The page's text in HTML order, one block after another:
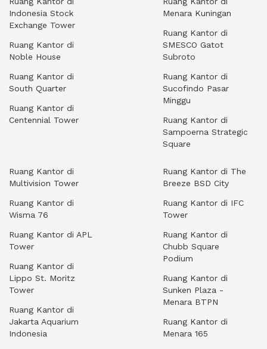
Indonesia Stock
Exchange Tower
Ruang Kantor di
Noble House
Ruang Kantor di
South Quarter
Ruang Kantor di
Centennial Tower
Menara Kuningan
Ruang Kantor di
SMESCO Gatot
Subroto
Ruang Kantor di
Sucofindo Pasar
Minggu
Ruang Kantor di
Sampoerna Strategic
Square
Ruang Kantor di
Multivision Tower
Ruang Kantor di
Wisma 76
Ruang Kantor di APL
Tower
Ruang Kantor di
Lippo St. Moritz
Tower
Ruang Kantor di
Jakarta Aquarium
Indonesia
Ruang Kantor di The
Breeze BSD City
Ruang Kantor di IFC
Tower
Ruang Kantor di
Chubb Square
Podium
Ruang Kantor di
Sunken Plaza -
Menara BTPN
Ruang Kantor di
Menara 165